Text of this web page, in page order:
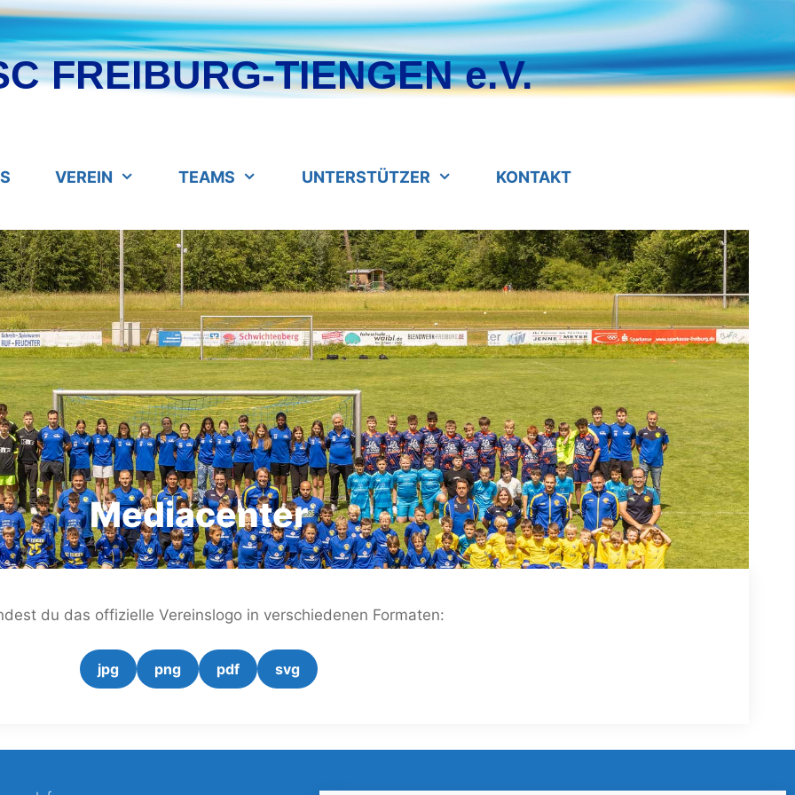
FREIBURG-TIENGEN e.V.
VEREIN TEAMS UNTERSTÜTZER KONTAKT
Mediacenter
du das offizielle Vereinslogo in verschiedenen Formaten:
jpg png pdf svg